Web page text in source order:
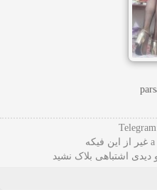
دیدی اشتباهی بلاک نشید